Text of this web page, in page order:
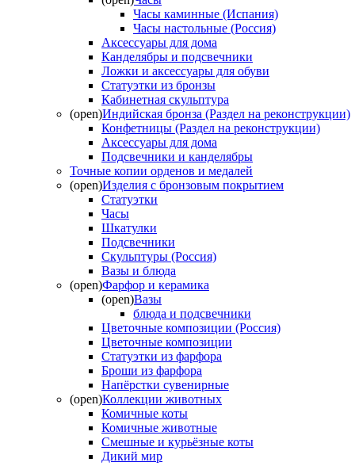
Часы каминные (Испания)
Часы настольные (Россия)
Аксессуары для дома
Канделябры и подсвечники
Ложки и аксессуары для обуви
Статуэтки из бронзы
Кабинетная скульптура
(open)Индийская бронза (Раздел на реконструкции)
Конфетницы (Раздел на реконструкции)
Аксессуары для дома
Подсвечники и канделябры
Точные копии орденов и медалей
(open)Изделия с бронзовым покрытием
Статуэтки
Часы
Шкатулки
Подсвечники
Скульптуры (Россия)
Вазы и блюда
(open)Фарфор и керамика
(open)Вазы
блюда и подсвечники
Цветочные композиции (Россия)
Цветочные композиции
Статуэтки из фарфора
Броши из фарфора
Напёрстки сувенирные
(open)Коллекции животных
Комичные коты
Комичные животные
Смешные и курьёзные коты
Дикий мир